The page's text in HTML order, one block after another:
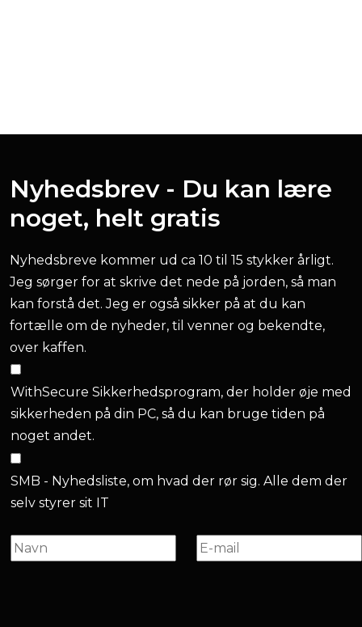
Nyhedsbrev - Du kan lære
noget, helt gratis
Nyhedsbreve kommer ud ca 10 til 15 stykker årligt.
Jeg sørger for at skrive det nede på jorden, så man
kan forstå det. Jeg er også sikker på at du kan
fortælle om de nyheder, til venner og bekendte,
over kaffen.
WithSecure Sikkerhedsprogram, der holder øje med
sikkerheden på din PC, så du kan bruge tiden på
noget andet.
SMB - Nyhedsliste, om hvad der rør sig. Alle dem der
selv styrer sit IT